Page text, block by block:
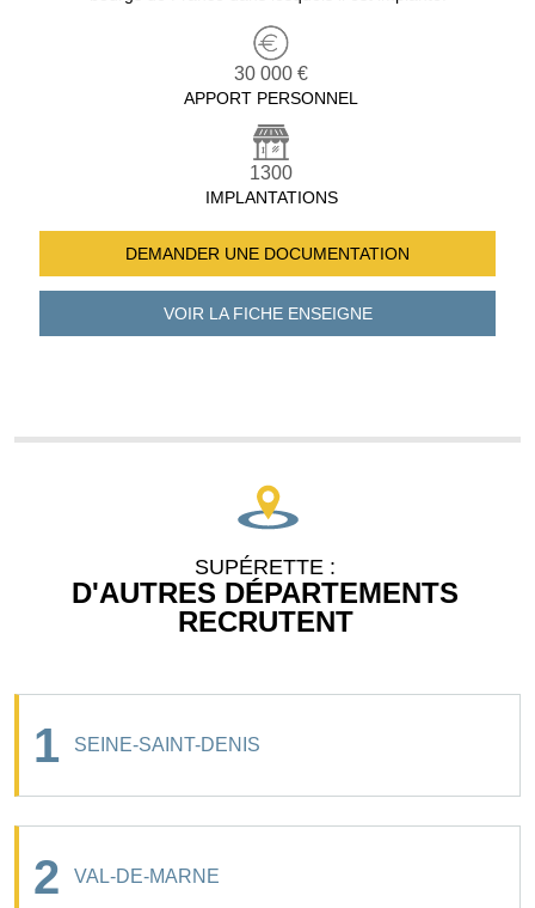
30 000 €
APPORT PERSONNEL
1300
IMPLANTATIONS
DEMANDER UNE DOCUMENTATION
VOIR LA FICHEENSEIGNE
SUPÉRETTE :
D'AUTRES DÉPARTEMENTS
RECRUTENT
1 SEINE-SAINT-DENIS
2 VAL-DE-MARNE